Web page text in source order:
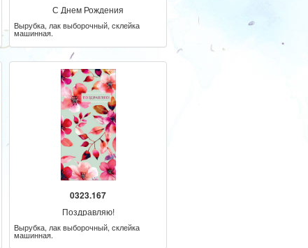
С Днем Рождения
Вырубка, лак выборочный, склейка
машинная.
0323.167
Поздравляю!
Вырубка, лак выборочный, склейка
машинная.